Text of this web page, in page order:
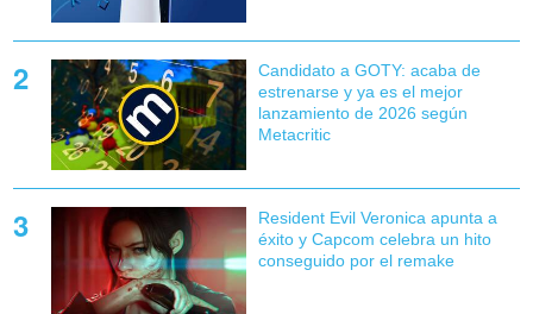
Candidato a GOTY: acaba de
estrenarse y ya es el mejor
lanzamiento de 2026 según
Metacritic
Resident Evil Veronica apunta a
éxito y Capcom celebra un hito
conseguido por el remake